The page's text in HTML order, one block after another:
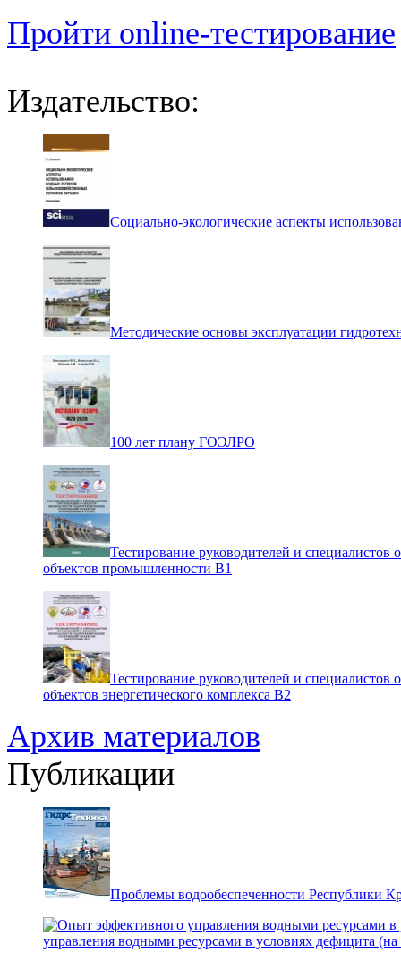
Пройти online-тестирование
Издательство:
Социально-экологические аспекты
Методические основы эксплуатации
100 лет плану ГОЭЛРО
Тестирование руководителей и специалистов
объектов промышленности В1
Тестирование руководителей и специалистов
объектов энергетического комплекса В2
Архив материалов
Публикации
Проблемы водообеспеченности Республики
управления водными ресурсами в условиях дефицита